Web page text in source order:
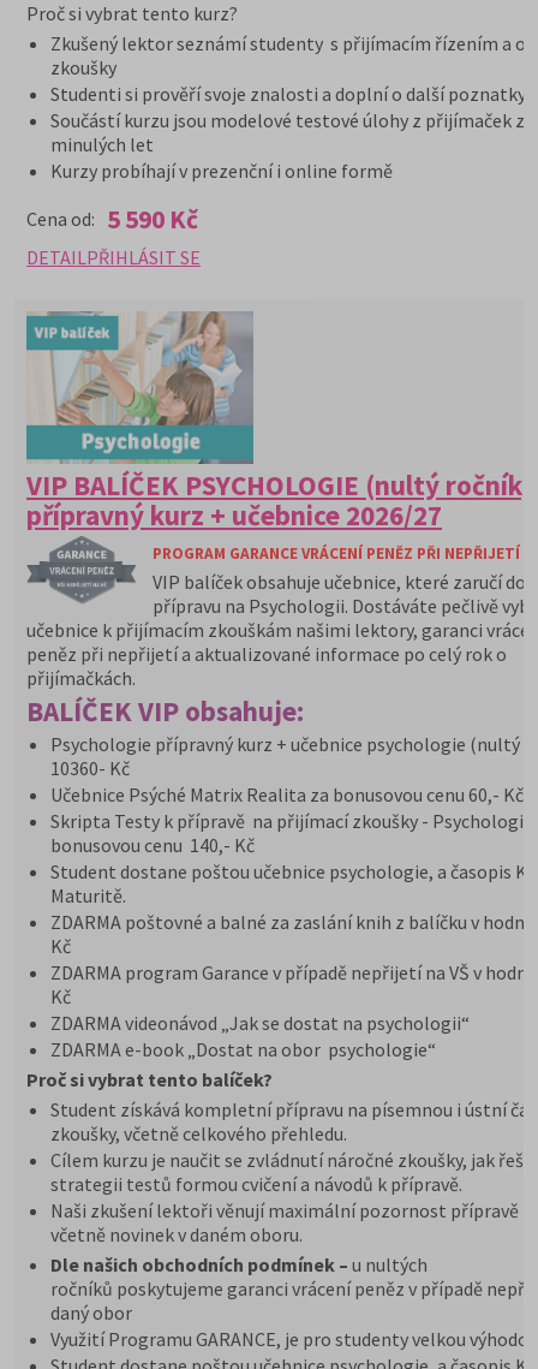
Proč si vybrat tento kurz?
Zkušený lektor seznámí studenty s přijímacím řízením a
zkoušky
Studenti si prověří svoje znalosti a doplní o další poznatky
Součástí kurzu jsou modelové testové úlohy z přijímaček z
minulých let
Kurzy probíhají v prezenční i online formě
Cena od: 5 590 Kč
DETAILPŘIHLÁSIT SE
VIP BALÍČEK PSYCHOLOGIE (nultý ročník)
přípravný kurz + učebnice 2026/27
PROGRAM GARANCE VRÁCENÍ PENĚZ PŘI NEPŘIJETÍ
VIP balíček obsahuje učebnice, které zaručí
přípravu na Psychologii. Dostáváte pečlivě
učebnice k přijímacím zkouškám našimi lektory, garanci
peněz při nepřijetí a aktualizované informace po celý rok o
přijímačkách.
BALÍČEK VIP obsahuje:
Psychologie přípravný kurz + učebnice psychologie (nultý
10360- Kč
Učebnice Psýché Matrix Realita za bonusovou cenu 60,- Kč
Skripta Testy k přípravě na přijímací zkoušky - Psychologie
bonusovou cenu 140,- Kč
Student dostane poštou učebnice psychologie, a časopis
Maturitě.
ZDARMA poštovné a balné za zaslání knih z balíčku v
Kč
ZDARMA program Garance v případě nepřijetí na VŠ v
Kč
ZDARMA videonávod „Jak se dostat na psychologii“
ZDARMA e-book „Dostat na obor psychologie“
Proč si vybrat tento balíček?
Student získává kompletní přípravu na písemnou i ústní
zkoušky, včetně celkového přehledu.
Cílem kurzu je naučit se zvládnutí náročné zkoušky, jak řešit
strategii testů formou cvičení a návodů k přípravě.
Naši zkušení lektoři věnují maximální pozornost přípravě
včetně novinek v daném oboru.
Dle našich obchodních podmínek – u nultých
ročníků poskytujeme garanci vrácení peněz v případě
daný obor
Využití Programu GARANCE, je pro studenty velkou